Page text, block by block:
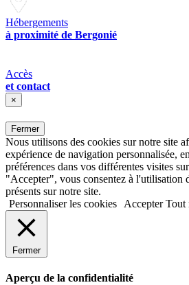
Hébergements
à proximité de Bergonié
Accès
et contact
×
Fermer
Nous utilisons des cookies sur notre site
expérience de navigation personnalisée,
préférences dans vos différentes visites
"Accepter", vous consentez à l'utilisation
présents sur notre site.
Personnaliser les cookies
Accepter Tout
Fermer
Aperçu de la confidentialité